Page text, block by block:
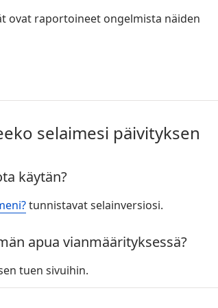
ovat raportoineet ongelmista näiden
selaimesi päivityksen
käytän?
tunnistavat selainversiosi.
apua vianmäärityksessä?
tuen sivuihin.